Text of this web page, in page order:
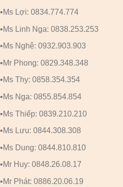
▪️Ms Lợi: 0834.774.774
▪️Ms Linh Nga: 0838.253.253
▪️Ms Nghệ: 0932.903.903
▪️Mr Phong: 0829.348.348
▪️Ms Thy: 0858.354.354
▪️Ms Nga: 0855.854.854
▪️Ms Thiếp: 0839.210.210
▪️Ms Lưu: 0844.308.308
▪️Ms Dung: 0844.810.810
▪️Mr Huy: 0848.26.08.17
▪️Mr Phát: 0886.20.06.19